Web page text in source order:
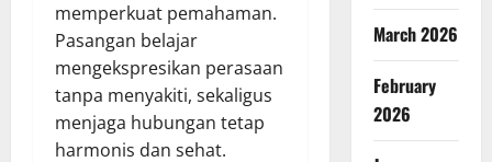
memperkuat pemahaman.
Pasangan belajar
mengekspresikan perasaan
tanpa menyakiti, sekaligus
menjaga hubungan tetap
harmonis dan sehat.
March 2026
February
2026